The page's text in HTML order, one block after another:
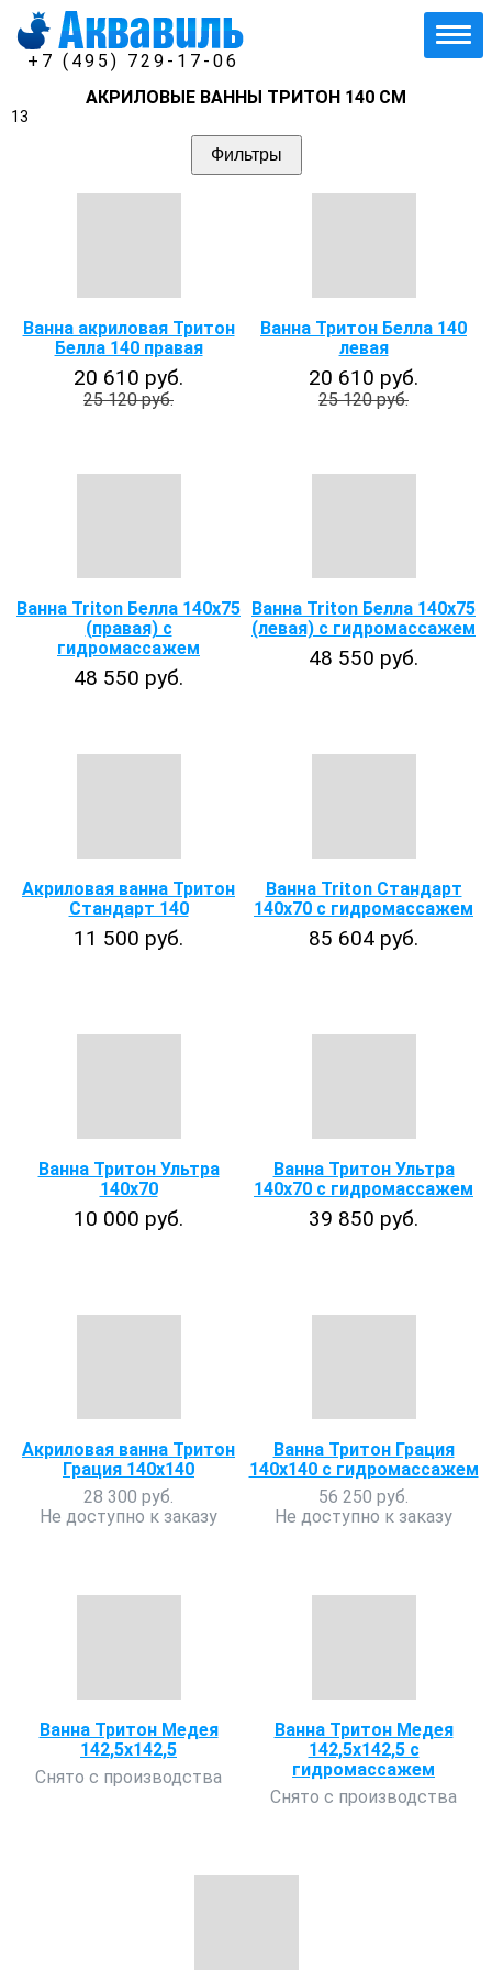
+7 (495) 729-17-06
АКРИЛОВЫЕ ВАННЫ ТРИТОН 140 СМ
13
Фильтры
Ванна акриловая Тритон
Белла 140 правая
20 610 руб.
25 120 руб.
Ванна Тритон Белла 140
левая
20 610 руб.
25 120 руб.
Ванна Triton Белла 140х75
(правая) с
гидромассажем
48 550 руб.
Ванна Triton Белла 140х75
(левая) с гидромассажем
48 550 руб.
Акриловая ванна Тритон
Стандарт 140
11 500 руб.
Ванна Triton Стандарт
140х70 с гидромассажем
85 604 руб.
Ванна Тритон Ультра
140x70
10 000 руб.
Ванна Тритон Ультра
140х70 с гидромассажем
39 850 руб.
Акриловая ванна Тритон
Грация 140х140
28 300 руб.
Не доступно к заказу
Ванна Тритон Грация
140х140 с гидромассажем
56 250 руб.
Не доступно к заказу
Ванна Тритон Медея
142,5х142,5
Снято с производства
Ванна Тритон Медея
142,5х142,5 с
гидромассажем
Снято с производства